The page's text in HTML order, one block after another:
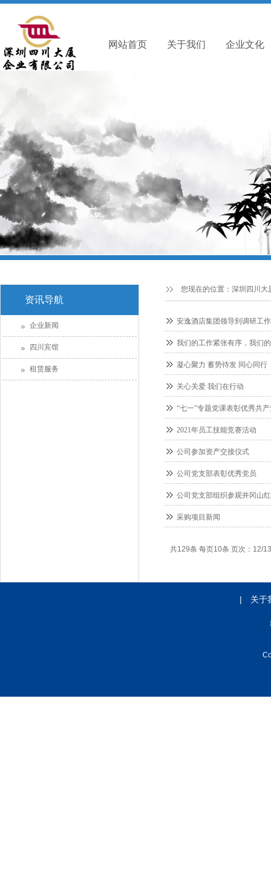
网站首页 关于我们 企业文化
安逸酒店集团领导到调研工作
我们的工作紧张有序，我们
凝心聚力 蓄势待发 同心同行
关心关爱 我们在行动
“七一”专题党课表彰优秀共
2021年员工技能竞赛活动
公司参加资产交接仪式
公司党支部表彰优秀党员
公司党支部组织参观井冈山
采购项目新闻
共129条 每页10条 页次：12/13
您现在的位置： 深圳四川大
资讯导航
企业新闻
四川宾馆
租赁服务
| 关于